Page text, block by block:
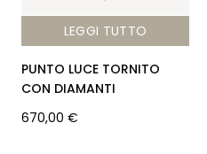
LEGGI TUTTO
PUNTO LUCE TORNITO
CON DIAMANTI
670,00 €